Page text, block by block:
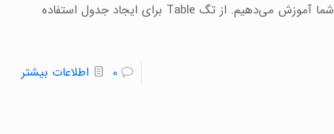
در این بخش از آموزش HTML تگ Table، تگ Td و تگ Tr را به شما آموزش می‌دهیم. از تگ Table برای ایجاد جدول استفاده
0 اطلاعات بیشتر